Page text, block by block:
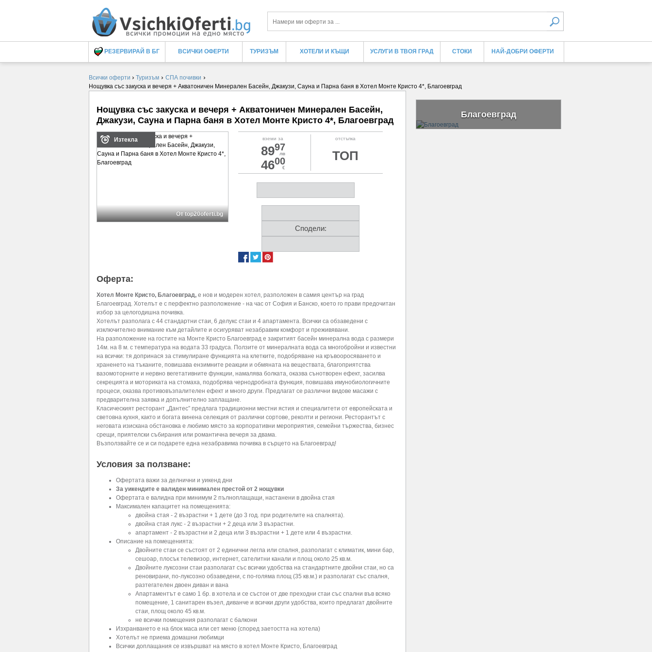
Търси
РЕЗЕРВИРАЙ В БГ ВСИЧКИ ОФЕРТИ ТУРИЗЪМ ХОТЕЛИ И КЪЩИ УСЛУГИ В ТВОЯ ГРАД СТОКИ НАЙ-ДОБРИ ОФЕРТИ
Всички оферти › Туризъм › СПА почивки ›
Нощувка със закуска и вечеря + Акватоничен Минерален Басейн, Джакузи, Сауна и Парна баня в Хотел Монте Кристо 4*, Благоевград
Нощувка със закуска и вечеря + Акватоничен Минерален Басейн,
Джакузи, Сауна и Парна баня в Хотел Монте Кристо 4*, Благоевград
Изтекла
От top20oferti.bg
вземи за
8997
лв
4600
€
отстъпка
ТОП
Сподели:
Оферта:
Хотел Монте Кристо, Благоевград, е нов и модерен хотел, разположен в самия център на град
Благоевград. Хотелът е с перфектно разположение - на час от София и Банско, което го прави предочитан
избор за целогодишна почивка.
Хотелът разполага с 44 стандартни стаи, 6 делукс стаи и 4 апартамента. Всички са обзаведени с
изключително внимание към детайлите и осигуряват незабравим комфорт и преживявани.
На разположение на гостите на Монте Кристо Благоевград е закритият басейн минерална вода с размери
14м. на 8 м. с температура на водата 33 градуса. Ползите от минералната вода са многобройни и известни
на всички: тя допринася за стимулиране функцията на клетките, подобряване на кръвооросяването и
храненето на тъканите, повишава ензимните реакции и обмяната на веществата, благоприятства
вазомоторните и нервно вегетативните функции, намалява болката, оказва сънотворен ефект, засилва
секрецията и моториката на стомаха, подобрява чернодробната функция, повишава имунобиологичните
процеси, оказва противовъзпалителен ефект и много други. Предлагат се различни видове масажи с
предварителна заявка и допълнително заплащане.
Класическият ресторант „Дантес” предлага традиционни местни ястия и специалитети от европейската и
световна кухня, както и богата винена селекция от различни сортове, реколти и региони. Ресторантът с
неговата изискана обстановка е любимо място за корпоративни мероприятия, семейни тържества, бизнес
срещи, приятелски събирания или романтична вечеря за двама.
Възползвайте се и си подарете една незабравима почивка в сърцето на Благоевград!
Условия за ползване:
Офертата важи за делнични и уикенд дни
За уикендите е валиден минимален престой от 2 нощувки
Офертата е валидна при минимум 2 пълноплащащи, настанени в двойна стая
Максимален капацитет на помещенията:
двойна стая - 2 възрастни + 1 дете (до 3 год. при родителите на спалнята).
двойна стая лукс - 2 възрастни + 2 деца или 3 възрастни.
апартамент - 2 възрастни и 2 деца или 3 възрастни + 1 дете или 4 възрастни.
Описание на помещенията:
Двойните стаи се състоят от 2 единични легла или спалня, разполагат с климатик, мини бар,
сешоар, плосък телевизор, интернет, сателитни канали и площ около 25 кв.м.
Двойните луксозни стаи разполагат със всички удобства на стандартните двойни стаи, но са
реновирани, по-луксозно обзаведени, с по-голяма площ (35 кв.м.) и разполагат със спалня,
разтегателен двоен диван и вана
Апартаментът е само 1 бр. в хотела и се състои от две преходни стаи със спални във всяко
помещение, 1 санитарен възел, диванче и всички други удобства, които предлагат двойните
стаи, площ около 45 кв.м.
не всички помещения разполагат с балкони
Изхранването е на блок маса или сет меню (според заетостта на хотела)
Хотелът не приема домашни любимци
Всички доплащания се извършват на място в хотел Монте Кристо, Благоевград
Благоевград